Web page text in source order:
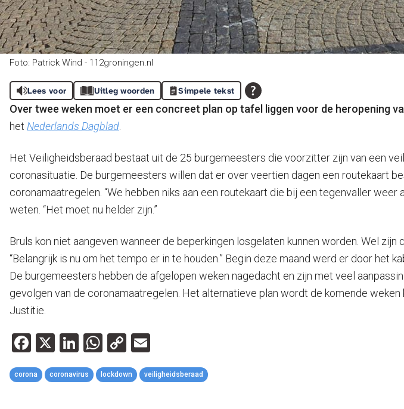
Foto: Patrick Wind - 112groningen.nl
Lees voor Uitleg woorden Simpele tekst
Over twee weken moet er een concreet plan op tafel liggen voor de heropening
het Nederlands Dagblad
Het Veiligheidsberaad bestaat uit de 25 burgemeesters die voorzitter zijn van een
coronasituatie. De burgemeesters willen dat er over veertien dagen een routekaart
coronamaatregelen. “We hebben niks aan een routekaart die bij een tegenvaller
weten. “Het moet nu helder zijn.”
Bruls kon niet aangeven wanneer de beperkingen losgelaten kunnen worden. Wel
“Belangrijk is nu om het tempo er in te houden.” Begin deze maand werd er door het
De burgemeesters hebben de afgelopen weken nagedacht en zijn met veel
gevolgen van de coronamaatregelen. Het alternatieve plan wordt de komende
Justitie.
Facebook
X LinkedIn
WhatsApp
Copy
Link
corona coronavirus lockdown veiligheidsberaad